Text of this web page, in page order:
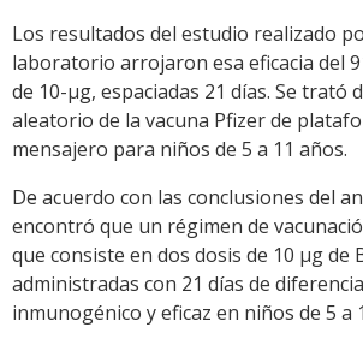
Los resultados del estudio realizado
laboratorio arrojaron esa eficacia del
de 10-μg, espaciadas 21 días. Se trató
aleatorio de la vacuna Pfizer de
mensajero para niños de 5 a 11 años.
De acuerdo con las conclusiones del
encontró que un régimen de
que consiste en dos dosis de 10 μg de
administradas con 21 días de
inmunogénico y eficaz en niños de 5 a